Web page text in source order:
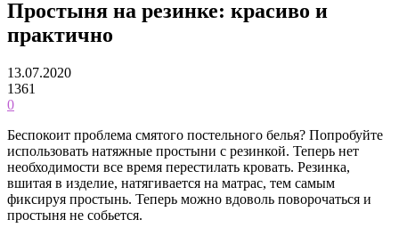
Простыня на резинке: красиво и
практично
13.07.2020
1361
0
Беспокоит проблема смятого постельного белья? Попробуйте
использовать натяжные простыни с резинкой. Теперь нет
необходимости все время перестилать кровать. Резинка,
вшитая в изделие, натягивается на матрас, тем самым
фиксируя простынь. Теперь можно вдоволь поворочаться и
простыня не собьется.